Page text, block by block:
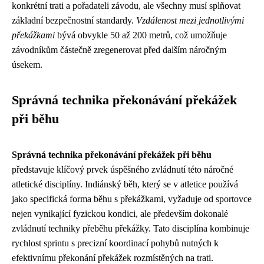
konkrétní trati a pořadateli závodu, ale všechny musí splňovat
základní bezpečnostní standardy. Vzdálenost mezi jednotlivými
překážkami bývá obvykle 50 až 200 metrů, což umožňuje
závodníkům částečně zregenerovat před dalším náročným
úsekem.
Správná technika překonávání překážek
při běhu
Správná technika překonávání překážek při běhu
představuje klíčový prvek úspěšného zvládnutí této náročné
atletické disciplíny. Indiánský běh, který se v atletice používá
jako specifická forma běhu s překážkami, vyžaduje od sportovce
nejen vynikající fyzickou kondici, ale především dokonalé
zvládnutí techniky přeběhu překážky. Tato disciplína kombinuje
rychlost sprintu s precizní koordinací pohybů nutných k
efektivnímu překonání překážek rozmístěných na trati.